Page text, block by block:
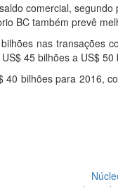
comercial,
BC também prevê
nas transações
45 bilhões a US$ 50
bilhões para 2016,